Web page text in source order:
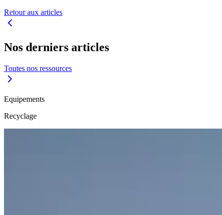
Retour aux articles
Nos derniers articles
Toutes nos ressources
Equipements
Recyclage